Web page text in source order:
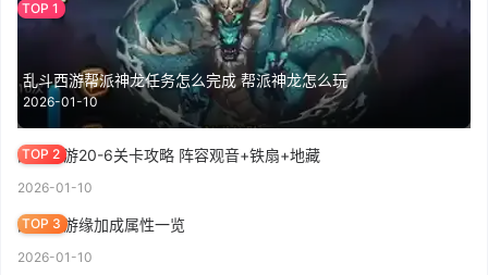
乱斗西游帮派神龙任务怎么完成 帮派神龙怎么玩
2026-01-10
乱斗西游20-6关卡攻略 阵容观音+铁扇+地藏
2026-01-10
乱斗西游缘加成属性一览
2026-01-10